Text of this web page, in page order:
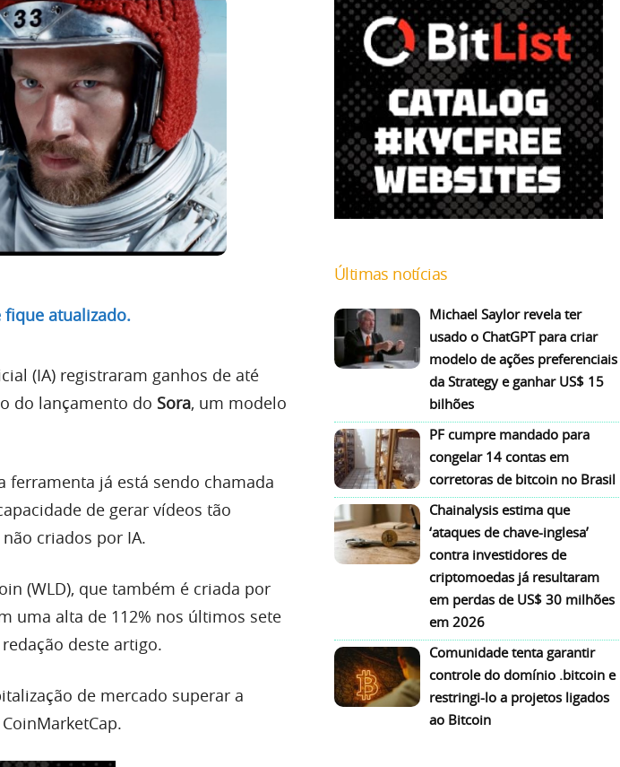
fique atualizado.
(IA) registraram ganhos de até
do lançamento do Sora, um modelo
ferramenta já está sendo chamada
de gerar vídeos tão
criados por IA.
(WLD), que também é criada por
uma alta de 112% nos últimos sete
deste artigo.
de mercado superar a
Últimas notícias
Michael Saylor revela ter
usado o ChatGPT para criar
modelo de ações preferenciais
da Strategy e ganhar US$ 15
bilhões
PF cumpre mandado para
congelar 14 contas em
corretoras de bitcoin no Brasil
Chainalysis estima que
‘ataques de chave-inglesa’
contra investidores de
criptomoedas já resultaram
em perdas de US$ 30 milhões
em 2026
Comunidade tenta garantir
controle do domínio .bitcoin e
restringi-lo a projetos ligados
ao Bitcoin